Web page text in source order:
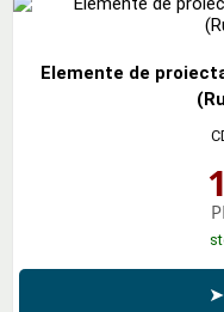
Elemente de
➤